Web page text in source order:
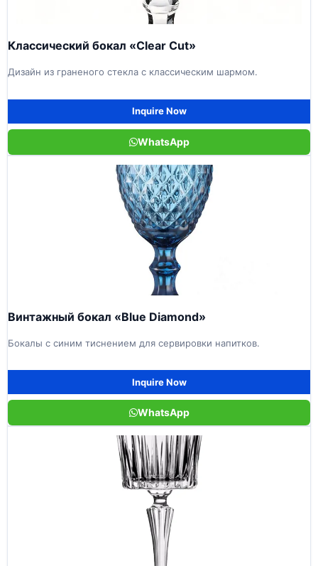
Классический бокал «Clear Cut»
Дизайн из граненого стекла с классическим шармом.
Inquire Now
WhatsApp
Винтажный бокал «Blue Diamond»
Бокалы с синим тиснением для сервировки напитков.
Inquire Now
WhatsApp